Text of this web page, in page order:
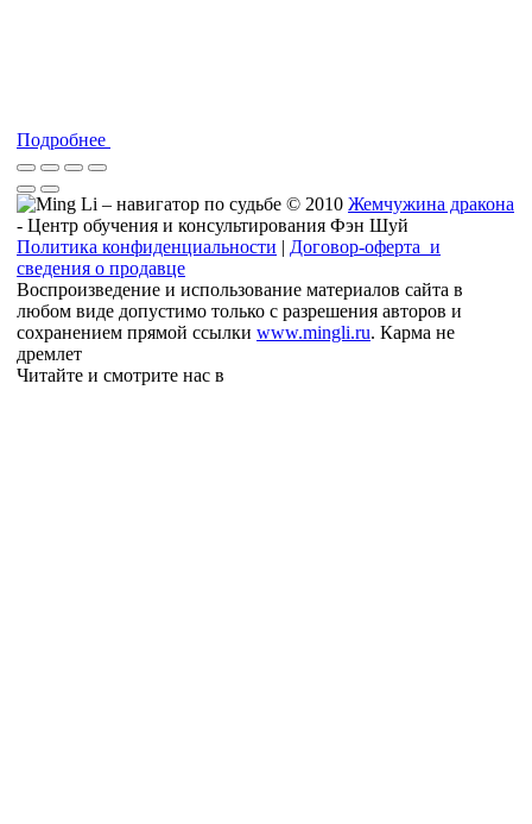
Подробнее
© 2010 Жемчужина дракона
- Центр обучения и консультирования Фэн Шуй
Политика конфиденциальности | Договор-оферта и
сведения о продавце
Воспроизведение и использование материалов сайта в
любом виде допустимо только с разрешения авторов и
сохранением прямой ссылки www.mingli.ru. Карма не
дремлет
Читайте и смотрите нас в